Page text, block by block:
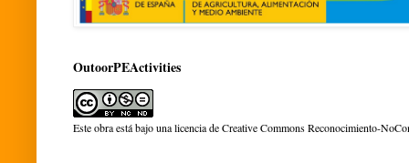
OutoorPEActivities
Este obra está bajo unalicencia de Creative Commons Reconocimiento-